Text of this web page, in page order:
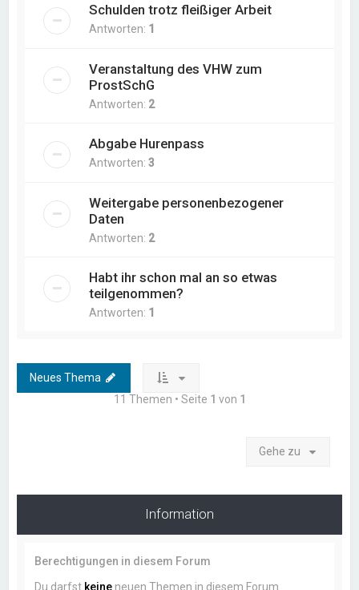
Schulden trotz fleißiger Arbeit
Antworten: 1
Veranstaltung des VHW zum
ProstSchG
Antworten: 2
Abgabe Hurenpass
Antworten:3
Weitergabe personenbezogener
Daten
Antworten: 2
Habt ihr schon mal an so etwas
teilgenommen?
Antworten: 1
Neues Thema
11 Themen • Seite 1 von 1
Gehe zu
Information
Berechtigungen in diesem Forum
Du darfst keine neuen Themen in diesem Forum